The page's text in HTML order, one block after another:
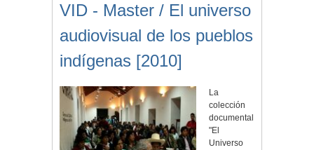
VID - Master / El universo
audiovisual de los pueblos
indígenas [2010]
La
colección
documental
"El
Universo